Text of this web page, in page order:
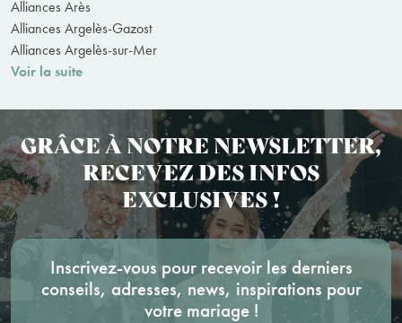
Alliances Arès
Alliances Argelès-Gazost
Alliances Argelès-sur-Mer
Voir la suite
GRÂCE À NOTRE NEWSLETTER,
RECEVEZ DES INFOS
EXCLUSIVES !
Inscrivez-vous pour recevoir les derniers
conseils, adresses, news, inspirations pour
votre mariage !